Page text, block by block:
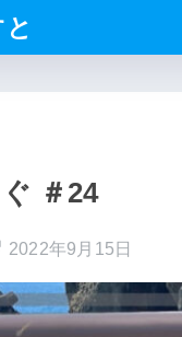
＃24
2022年9月15日